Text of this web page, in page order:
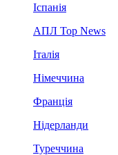
Іспанія
АПЛ Top News
Італія
Німеччина
Франція
Нідерланди
Туреччина